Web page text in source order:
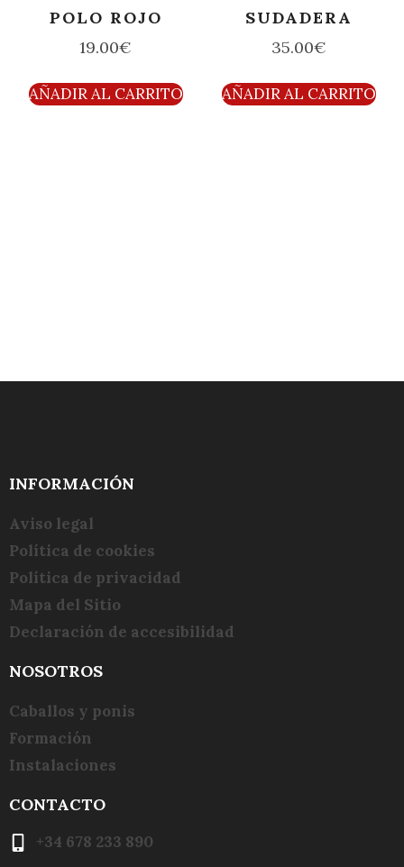
POLO ROJO
19.00€
AÑADIR AL CARRITO
SUDADERA
35.00€
AÑADIR AL CARRITO
INFORMACIÓN
Aviso legal
Política de cookies
Política de privacidad
Mapa del Sitio
Declaración de accesibilidad
NOSOTROS
Caballos y ponis
Formación
Instalaciones
CONTACTO
+34 678 233 890